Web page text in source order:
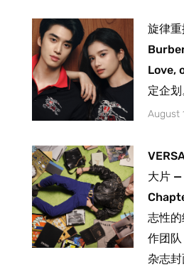
旋律
Love,
定企划
August
大片
志性
作团
杂志